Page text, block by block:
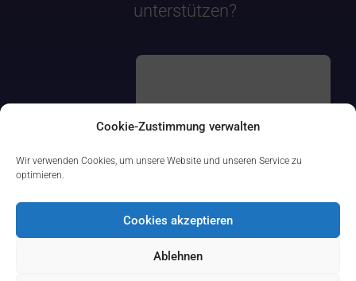
Cookie-Zustimmung verwalten
Wir verwenden Cookies, um unsere Website und unseren Service zu
optimieren.
Cookies akzeptieren
Ablehnen
unterstützen?